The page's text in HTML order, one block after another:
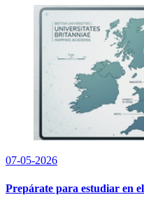
07-05-2026
Prepárate para estudiar en